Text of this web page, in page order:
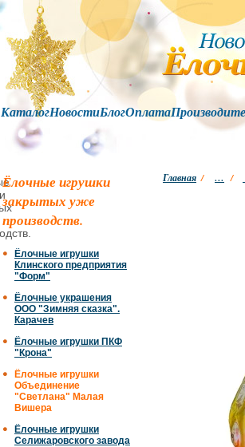
КаталогНовостиБлогОплата
Главная / … /
Ёлочные игрушки
закрытых уже
производств.
Ёлочные игрушки
Клинского предприятия
"Форм"
Ёлочные украшения
ООО "Зимняя сказка".
Карачев
Ёлочные игрушки ПКФ
"Крона"
Ёлочные игрушки
Объединение
"Светлана" Малая
Вишера
Ёлочные игрушки
Селижаровского завода